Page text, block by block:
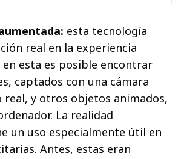
esta tecnología
real en la experiencia
en esta es posible encontrar
captados con una cámara
real, y otros objetos animados,
La realidad
un uso especialmente útil en
Antes, estas eran